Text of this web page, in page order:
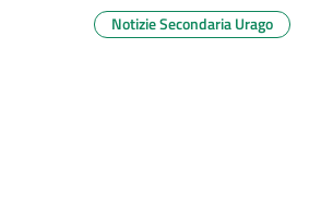
Notizie Secondaria Urago